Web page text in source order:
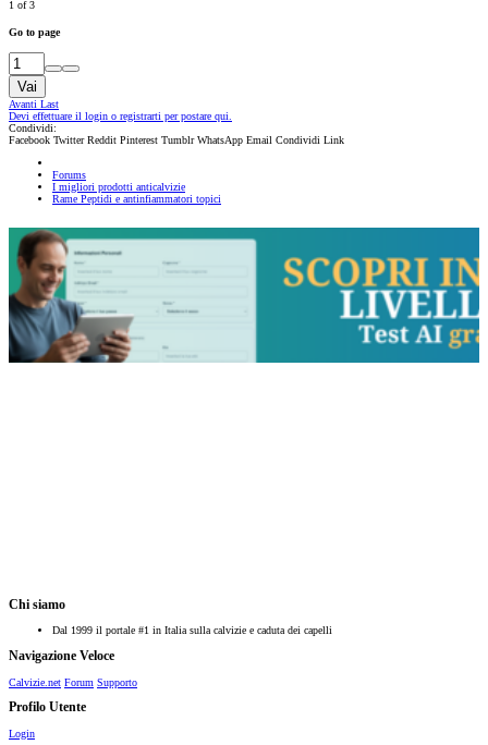
1 of 3
Go to page
Vai
Avanti Last
Devi effettuare il login o registrarti per postare qui.
Condividi:
Facebook Twitter Reddit Pinterest Tumblr WhatsApp Email Condividi Link
Forums
I migliori prodotti anticalvizie
Rame Peptidi e antinfiammatori topici
Chi siamo
Dal 1999 il portale #1 in Italia sulla calvizie e caduta dei capelli
Navigazione Veloce
Calvizie.net Forum Supporto
Profilo Utente
Login